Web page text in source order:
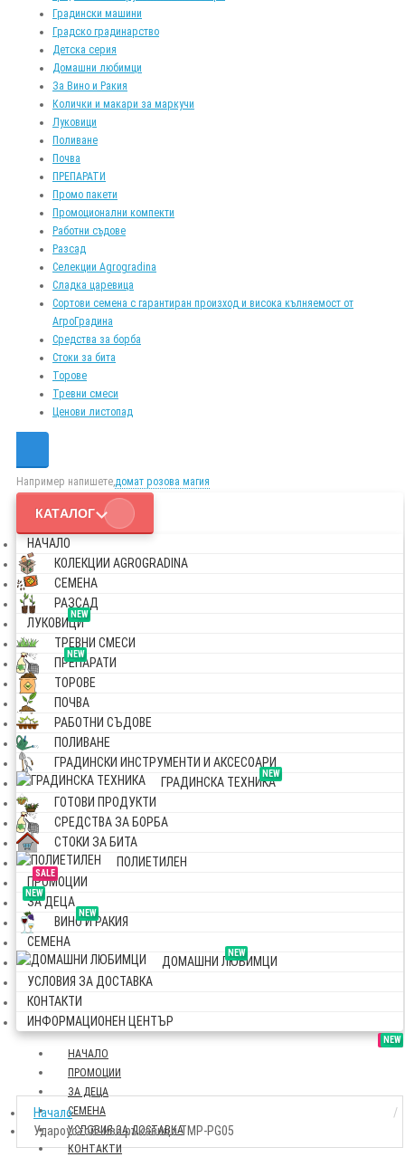
Градински машини
Градско градинарство
Детска серия
Домашни любимци
За Вино и Ракия
Колички и макари за маркучи
Луковици
Поливане
Почва
ПРЕПАРАТИ
Промо пакети
Промоционални компекти
Работни съдове
Разсад
Селекции Agrogradina
Сладка царевица
Сортови семена с гарантиран произход и висока кълняемост от
АгроГрадина
Средства за борба
Стоки за бита
Торове
Тревни смеси
Ценови листопад
Например напишете,домат розова магия
КАТАЛОГ
НАЧАЛО
КОЛЕКЦИИ AGROGRADINA
СЕМЕНА
РАЗСАД
NEW
ЛУКОВИЦИ
ТРЕВНИ СМЕСИ
NEW
ПРЕПАРАТИ
ТОРОВЕ
ПОЧВА
РАБОТНИ СЪДОВЕ
ПОЛИВАНЕ
ГРАДИНСКИ ИНСТРУМЕНТИ И АКСЕСОАРИ
NEW
ГРАДИНСКА ТЕХНИКА
ГОТОВИ ПРОДУКТИ
СРЕДСТВА ЗА БОРБА
СТОКИ ЗА БИТА
ПОЛИЕТИЛЕН
SALE
ПРОМОЦИИ
NEW
ЗА ДЕЦА
NEW
ВИНО И РАКИЯ
СЕМЕНА
NEW
ДОМАШНИ ЛЮБИМЦИ
УСЛОВИЯ ЗА ДОСТАВКА
КОНТАКТИ
ИНФОРМАЦИОНЕН ЦЕНТЪР
НАЧАЛО
SALE
ПРОМОЦИИ
NEW
ЗА ДЕЦА
СЕМЕНА
УСЛОВИЯ ЗА ДОСТАВКА
КОНТАКТИ
Начало
Удароустойчиви ръкавици TMP-PG05